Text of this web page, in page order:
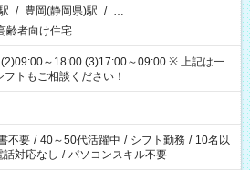
/ 豊岡(静岡県)駅 / …
齢者向け住宅
～18:00 (3)17:00～09:00 ※ 上記は一
トもご相談ください！
不要 / 40～50代活躍中 / シフト勤務 / 10名以
話対応なし / パソコンスキル不要